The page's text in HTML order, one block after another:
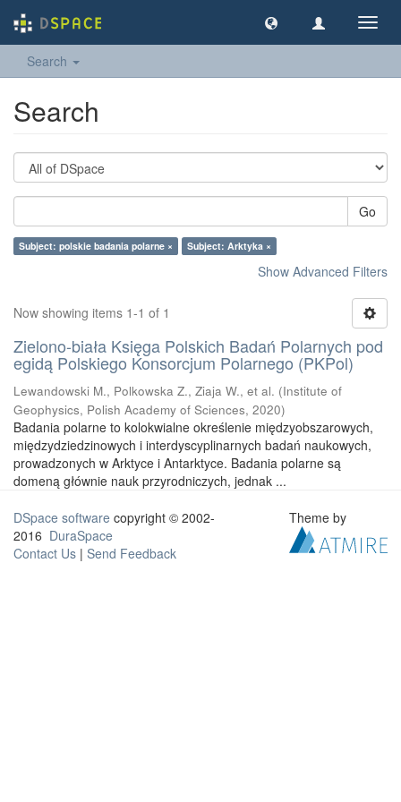
Search
Search
Go
Subject: polskie badania polarne × Subject: Arktyka ×
Show Advanced Filters
Now showing items 1-1 of 1
Zielono-biała Księga Polskich Badań Polarnych pod
egidą Polskiego Konsorcjum Polarnego (PKPol)
Lewandowski M., Polkowska Z., Ziaja W., et al. (Institute of
Geophysics, Polish Academy of Sciences, 2020)
Badania polarne to kolokwialne określenie międzyobszarowych,
międzydziedzinowych i interdyscyplinarnych badań naukowych,
prowadzonych w Arktyce i Antarktyce. Badania polarne są
domeną głównie nauk przyrodniczych, jednak ...
DSpace software copyright © 2002-
2016 DuraSpace
Contact Us | Send Feedback
Theme by